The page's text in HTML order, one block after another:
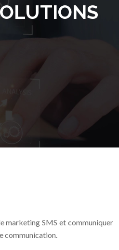
marketing SMS et communiquer
communication.